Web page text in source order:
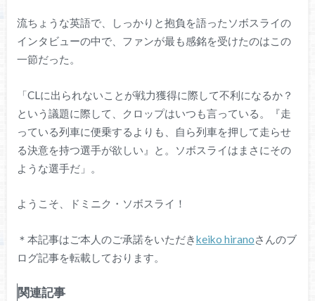
流ちょうな英語で、しっかりと抱負を語ったソボスライの
インタビューの中で、ファンが最も感銘を受けたのはこの
一節だった。
「CLに出られないことが戦力獲得に際して不利になるか？
という議題に際して、クロップはいつも言っている。『走
っている列車に便乗するよりも、自ら列車を押して走らせ
る決意を持つ選手が欲しい』と。ソボスライはまさにその
ような選手だ」。
ようこそ、ドミニク・ソボスライ！
＊本記事はご本人のご承諾をいただきkeiko hiranoさんのブ
ログ記事を転載しております。
関連記事